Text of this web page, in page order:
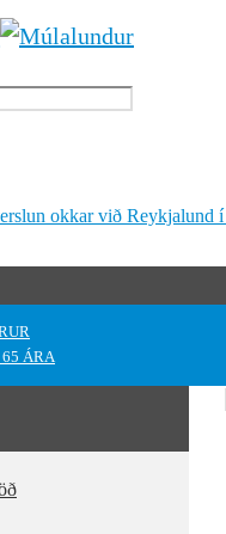
okkar við Reykjalund
ÁRA